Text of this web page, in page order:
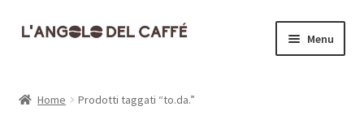
Vai
Vai
Menu
Home Prodotti taggati “to.da.”